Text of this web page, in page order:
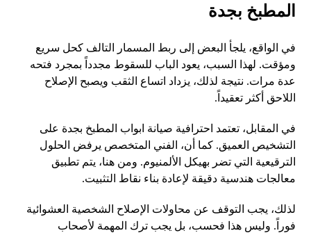
المطبخ بجدة
في الواقع، يلجأ البعض إلى ربط المسمار التالف كحل سريع
ومؤقت. لهذا السبب، يعود الباب للسقوط مجدداً بمجرد فتحه
عدة مرات. نتيجة لذلك، يزداد اتساع الثقب ويصبح الإصلاح
اللاحق أكثر تعقيداً.
في المقابل، تعتمد احترافية صيانة ابواب المطبخ بجدة على
التشخيص العميق. كما أن، الفني المتخصص يرفض الحلول
الترقيعية التي تضر بهيكل الألمنيوم. ومن هنا، يتم تطبيق
معالجات هندسية دقيقة لإعادة بناء نقاط التثبيت.
لذلك، يجب التوقف عن محاولات الإصلاح الشخصية العشوائية
فوراً. وليس هذا فحسب، بل يجب ترك المهمة لأصحاب